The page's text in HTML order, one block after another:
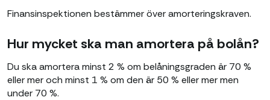
Finansinspektionen bestämmer över amorteringskraven.
Hur mycket ska man amortera på bolån?
Du ska amortera minst 2 % om belåningsgraden är 70 %
eller mer och minst 1 % om den är 50 % eller mer men
under 70 %.